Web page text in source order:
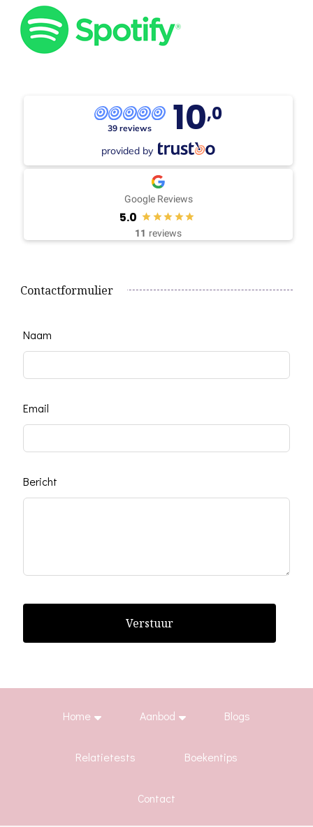
39 reviews 10,0
provided by
Google Reviews
5.0
11 reviews
Contactformulier
Leave
this
field
Naam
Email
Bericht
Verstuur
Home Aanbod Blogs
Relatietests Boekentips
Contact